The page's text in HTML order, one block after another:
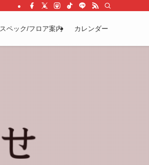
スペック/フロア案内 カレンダー